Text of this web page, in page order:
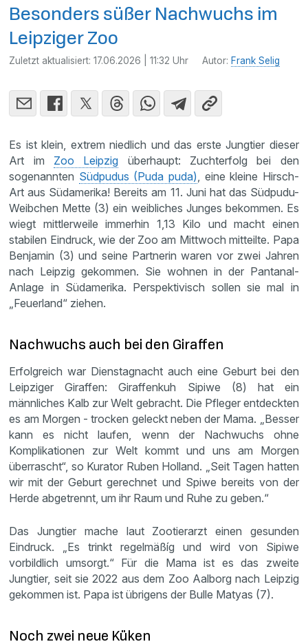
Besonders süßer Nachwuchs im
Leipziger Zoo
Zuletzt aktualisiert:17.06.2026 | 11:32 Uhr Autor: Frank Selig
Es ist klein, extrem niedlich und das erste Jungtier dieser
Art im Zoo Leipzig überhaupt: Zuchterfolg bei den
sogenannten Südpudus (Puda puda) , eine kleine Hirsch-
Art aus Südamerika! Bereits am 11. Juni hat das Südpudu-
Weibchen Mette (3) ein weibliches Junges bekommen. Es
wiegt mittlerweile immerhin 1,13 Kilo und macht einen
stabilen Eindruck, wie der Zoo am Mittwoch mitteilte. Papa
Benjamin (3) und seine Partnerin waren vor zwei Jahren
nach Leipzig gekommen. Sie wohnen in der Pantanal-
Anlage in Südamerika. Perspektivisch sollen sie mal in
„Feuerland“ ziehen.
Nachwuchs auch bei den Giraffen
Erfolgreich war Dienstagnacht auch eine Geburt bei den
Leipziger Giraffen: Giraffenkuh Sipiwe (8) hat ein
männliches Kalb zur Welt gebracht. Die Pfleger entdeckten
es am Morgen - trocken geleckt neben der Mama. „Besser
kann es nicht laufen, wenn der Nachwuchs ohne
Komplikationen zur Welt kommt und uns am Morgen
überrascht“, so Kurator Ruben Holland. „Seit Tagen hatten
wir mit der Geburt gerechnet und Spiwe bereits von der
Herde abgetrennt, um ihr Raum und Ruhe zu geben.“
Das Jungtier mache laut Zootierarzt einen gesunden
Eindruck. „Es trinkt regelmäßíg und wird von Sipiwe
vorbildlich umsorgt.“ Für die Mama ist es das zweite
Jungtier, seit sie 2022 aus dem Zoo Aalborg nach Leipzig
gekommen ist. Papa ist übrigens der Bulle Matyas (7).
Noch zwei neue Küken